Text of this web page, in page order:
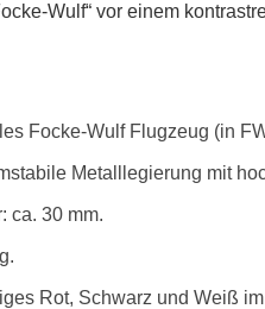
Wulf“ vor einem
Focke-Wulf Flugzeug (in
Metalllegierung mit
ca. 30 mm.
Rot, Schwarz und Weiß